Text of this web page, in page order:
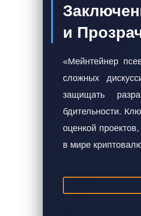
и
«Мейнтейнер
сложных
защищать
бдительности.
оценкой
в мире